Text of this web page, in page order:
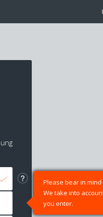
Please bear in
We take into
you enter.